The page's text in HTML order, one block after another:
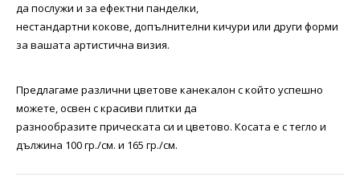
да послужи и за ефектни панделки,
нестандартни кокове, допълнителни кичури или други форми
за вашата артистична визия.
Предлагаме различни цветове канекалон с който успешно
можете, освен с красиви плитки да
разнообразите прическата си и цветово. Косата е с тегло и
дължина 100 гр./см. и 165 гр./см.